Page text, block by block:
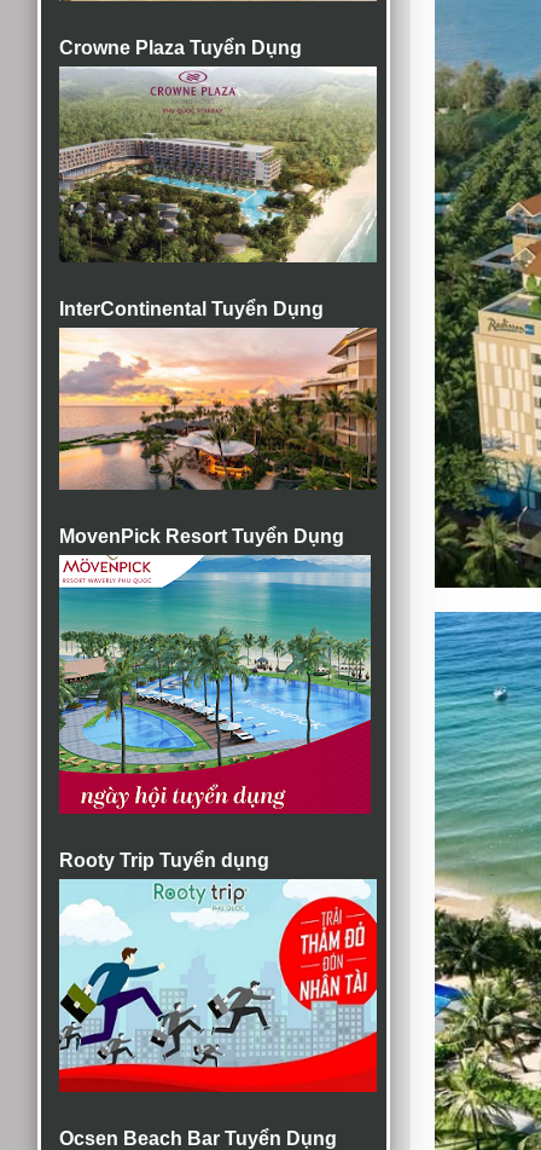
Crowne Plaza Tuyển Dụng
InterContinental Tuyển Dụng
MovenPick Resort Tuyển Dụng
Rooty Trip Tuyển dụng
Ocsen Beach Bar Tuyển Dụng